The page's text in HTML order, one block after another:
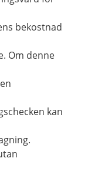
bekostnad
Om denne
kan